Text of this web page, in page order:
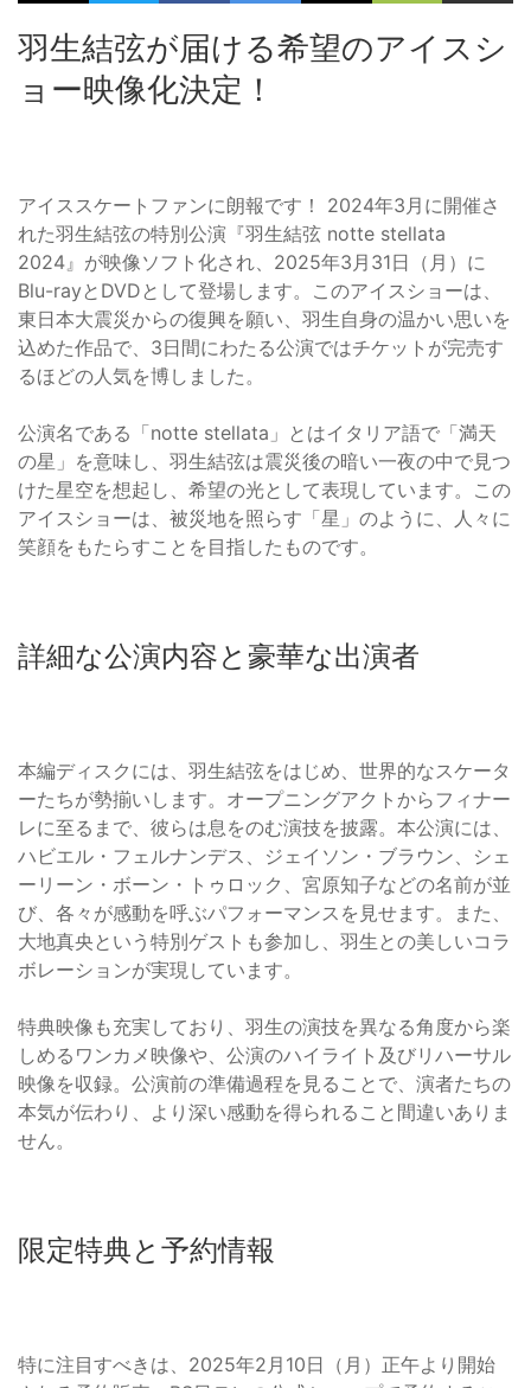
羽生結弦が届ける希望のアイスシ
ョー映像化決定！
アイススケートファンに朗報です！ 2024年3月に開催さ
れた羽生結弦の特別公演『羽生結弦 notte stellata
2024』が映像ソフト化され、2025年3月31日（月）に
Blu-rayとDVDとして登場します。このアイスショーは、
東日本大震災からの復興を願い、羽生自身の温かい思いを
込めた作品で、3日間にわたる公演ではチケットが完売す
るほどの人気を博しました。
公演名である「notte stellata」とはイタリア語で「満天
の星」を意味し、羽生結弦は震災後の暗い一夜の中で見つ
けた星空を想起し、希望の光として表現しています。この
アイスショーは、被災地を照らす「星」のように、人々に
笑顔をもたらすことを目指したものです。
詳細な公演内容と豪華な出演者
本編ディスクには、羽生結弦をはじめ、世界的なスケータ
ーたちが勢揃いします。オープニングアクトからフィナー
レに至るまで、彼らは息をのむ演技を披露。本公演には、
ハビエル・フェルナンデス、ジェイソン・ブラウン、シェ
ーリーン・ボーン・トゥロック、宮原知子などの名前が並
び、各々が感動を呼ぶパフォーマンスを見せます。また、
大地真央という特別ゲストも参加し、羽生との美しいコラ
ボレーションが実現しています。
特典映像も充実しており、羽生の演技を異なる角度から楽
しめるワンカメ映像や、公演のハイライト及びリハーサル
映像を収録。公演前の準備過程を見ることで、演者たちの
本気が伝わり、より深い感動を得られること間違いありま
せん。
限定特典と予約情報
特に注目すべきは、2025年2月10日（月）正午より開始